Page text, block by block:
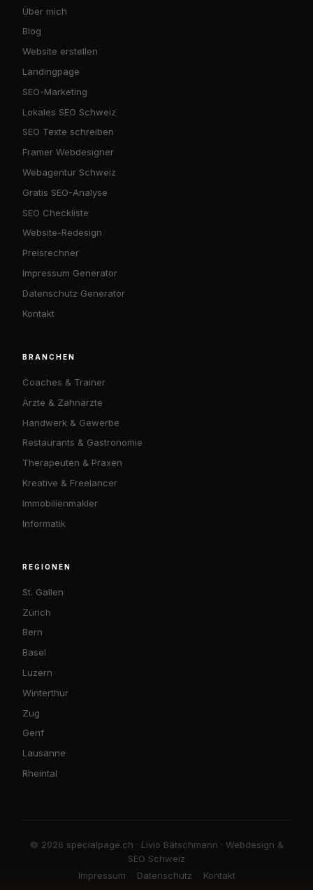
Über mich
Blog
Website erstellen
Landingpage
SEO-Marketing
Lokales SEO Schweiz
SEO Texte schreiben
Framer Webdesigner
Webagentur Schweiz
Gratis SEO-Analyse
SEO Checkliste
Website-Redesign
Preisrechner
Impressum Generator
Datenschutz Generator
Kontakt
BRANCHEN
Coaches & Trainer
Ärzte & Zahnärzte
Handwerk & Gewerbe
Restaurants & Gastronomie
Therapeuten & Praxen
Kreative & Freelancer
Immobilienmakler
Informatik
REGIONEN
St. Gallen
Zürich
Bern
Basel
Luzern
Winterthur
Zug
Genf
Lausanne
Rheintal
© 2026 specialpage.ch · Livio Bätschmann · Webdesign &
SEO Schweiz
Impressum
Datenschutz Kontakt